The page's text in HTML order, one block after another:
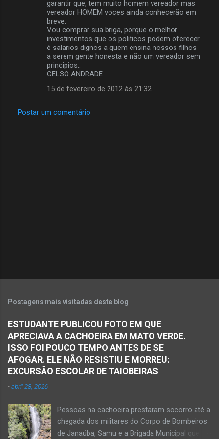
garantir que, tem muito homem vereador mas
vereador HOMEM voces ainda conhecerão em
breve.
Vou comprar sua briga, porque o melhor
investimentos que os politicos podem oferecer
é salarios dignos a quem ensina nossos filhos
a serem gente honesta e não um vereador sem
principios..
CELSO ANDRADE
15 de fevereiro de 2012 às 21:32
Postar um comentário
Postagens mais visitadas deste blog
ESTUDANTE PUBLICOU FOTO EM QUE
APRECIAVA A CACHOEIRA EM MATO VERDE.
ISSO FOI POUCO TEMPO ANTES DE SE
AFOGAR. ELE NÃO RESISTIU E MORREU:
EXCURSÃO ESCOLAR DE TAIOBEIRAS
-abril 28, 2026
Pessoas na cachoeira prestaram socorro até a
chegada dos militares do Corpo de Bombeiros
de Janaúba, Samu e a Brigada Municipal que